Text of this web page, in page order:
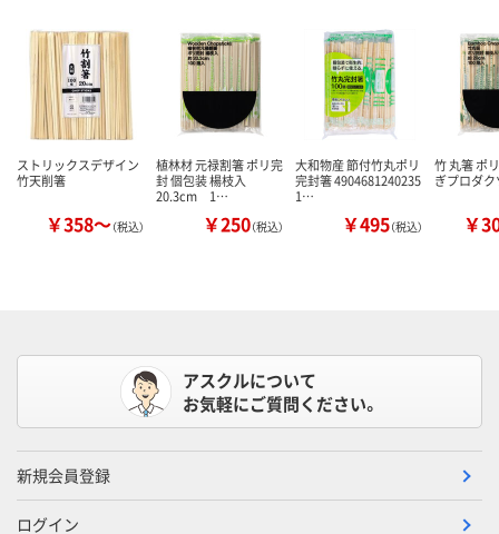
ストリックスデザイン
竹天削箸
￥358～（税込）
植林材 元禄割箸 ポリ完
封 個包装 楊枝入
20.3cm 1…
￥250（税込）
大和物産 節付竹丸ポリ
完封箸 4904681240235
1…
￥495（税込）
竹 丸箸 ポ
ぎプロダク
￥
アスクルについて
お気軽にご質問ください。
新規会員登録
ログイン